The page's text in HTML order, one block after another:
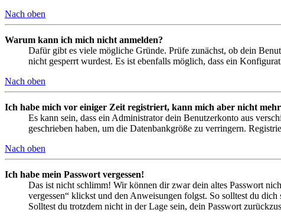
Nach oben
Warum kann ich mich nicht anmelden?
Dafür gibt es viele mögliche Gründe. Prüfe zunächst, ob dein
nicht gesperrt wurdest. Es ist ebenfalls möglich, dass ein
Nach oben
Ich habe mich vor einiger Zeit registriert, kann mich aber nicht
Es kann sein, dass ein Administrator dein Benutzerkonto aus
geschrieben haben, um die Datenbankgröße zu verringern.
Nach oben
Ich habe mein Passwort vergessen!
Das ist nicht schlimm! Wir können dir zwar dein altes Passwort
vergessen“ klickst und den Anweisungen folgst. So solltest du
Solltest du trotzdem nicht in der Lage sein, dein Passwort